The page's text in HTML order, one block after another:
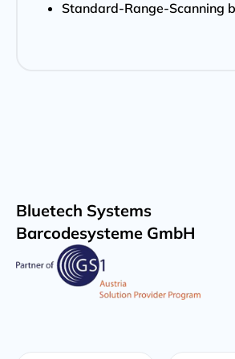
Standard-Range-Scanning
Bluetech Systems
Barcodesysteme GmbH